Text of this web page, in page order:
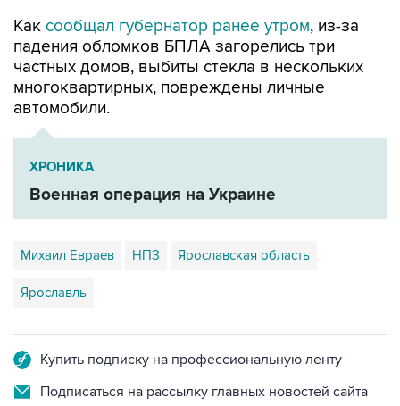
Как сообщал губернатор ранее утром, из-за
падения обломков БПЛА загорелись три
частных домов, выбиты стекла в нескольких
многоквартирных, повреждены личные
автомобили.
ХРОНИКА
Военная операция на Украине
Михаил Евраев НПЗ Ярославская область
Ярославль
Купить подписку на профессиональную ленту
Подписаться на рассылку главных новостей сайта